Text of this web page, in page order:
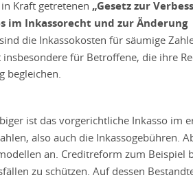
Kraft getretenen „Gesetz zur
im Inkassorecht und zur Änderung
die Inkassokosten für säumige
für Betroffene, die ihre
begleichen.
ist das vorgerichtliche Inkasso im
also auch die Inkassogebühren.
an. Creditreform zum Beispiel
zu schützen. Auf dessen